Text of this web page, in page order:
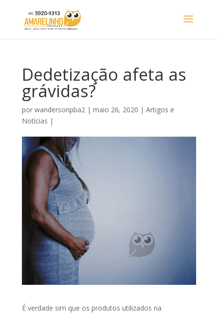
Dedetização afeta as
grávidas?
por wandersonpba2| maio 26, 2020 | Artigos e
Notícias |
É verdade sim que os produtos utilizados na